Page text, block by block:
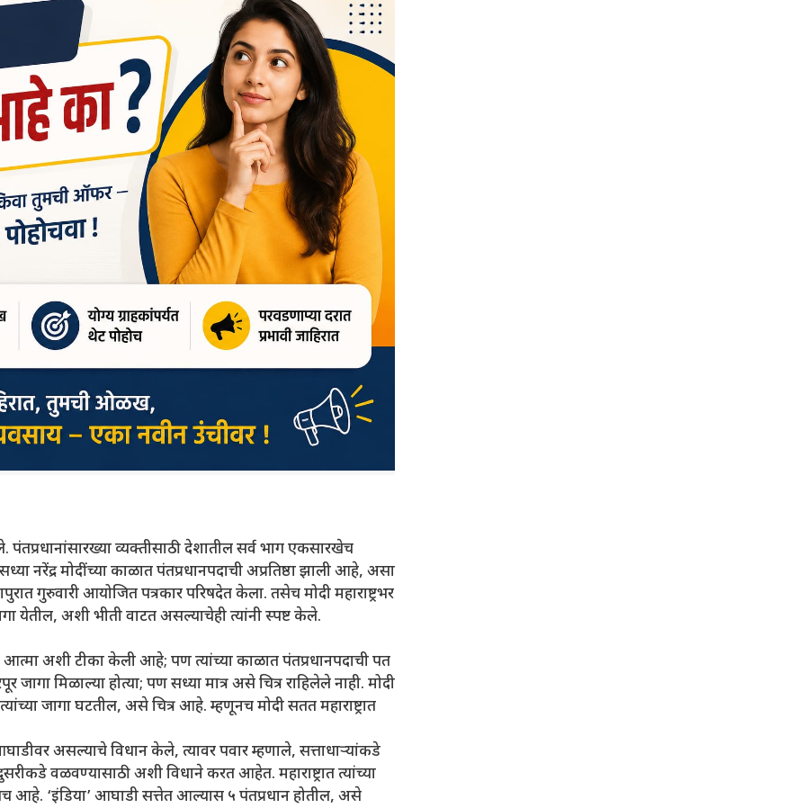
व्यक्तीसाठी देशातील सर्व भाग एकसारखेच
नरेंद्र मोदींच्या काळात पंतप्रधानपदाची अप्रतिष्ठा झाली आहे, असा
गुरुवारी आयोजित पत्रकार परिषदेत केला. तसेच मोदी महाराष्ट्रभर
येतील, अशी भीती वाटत असल्याचेही त्यांनी स्पष्ट केले.
आत्मा अशी टीका केली आहे; पण त्यांच्या काळात पंतप्रधानपदाची पत
मिळाल्या होत्या; पण सध्या मात्र असे चित्र राहिलेले नाही. मोदी
जागा घटतील, असे चित्र आहे. म्हणूनच मोदी सतत महाराष्ट्रात
असल्याचे विधान केले, त्यावर पवार म्हणाले, सत्ताधाऱ्यांकडे
वळवण्यासाठी अशी विधाने करत आहेत. महाराष्ट्रात त्यांच्या
‘इंडिया’ आघाडी सत्तेत आल्यास ५ पंतप्रधान होतील, असे